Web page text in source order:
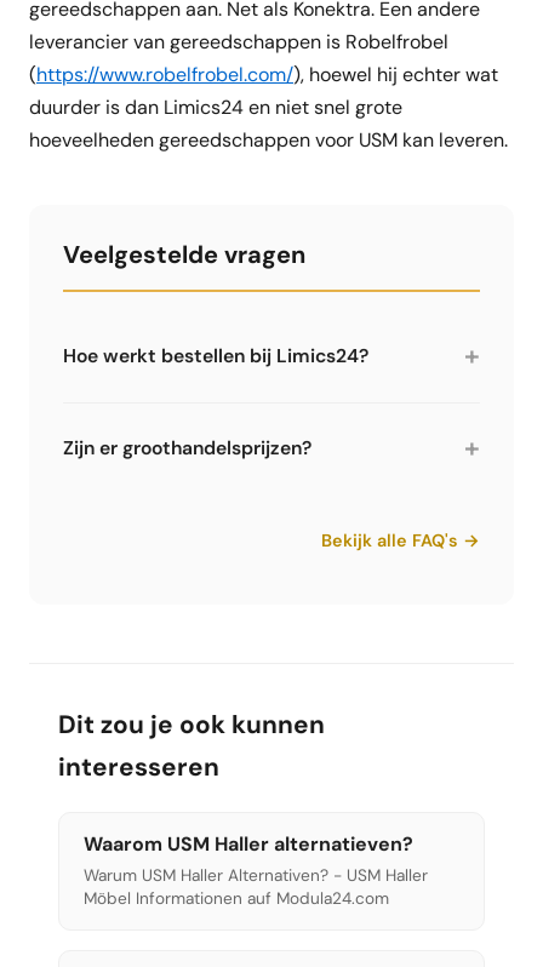
gereedschappen aan. Net als Konektra. Een andere
leverancier van gereedschappen is Robelfrobel
(https://www.robelfrobel.com/), hoewel hij echter wat
duurder is dan Limics24 en niet snel grote
hoeveelheden gereedschappen voor USM kan leveren.
Veelgestelde vragen
Hoe werkt bestellen bij Limics24? +
meubelen voor zelfmontage. Betaling op factuur
(geen risico), verzending duurt 3-5 werkdagen
Zijn er groothandelsprijzen? +
50% korting voor grote hoeveelheden. Vooral
interessant voor kantoorinrichters, architecten
Bekijk alle FAQ's →
Dit zou je ook kunnen
interesseren
Waarom USM Haller alternatieven?
Warum USM Haller Alternativen? - USM Haller
Möbel Informationen auf Modula24.com